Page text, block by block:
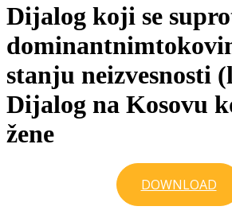
Dijalog koji se
stanju neizvesnosti
Dijalog na Kosovu
žene
DOWNLOAD